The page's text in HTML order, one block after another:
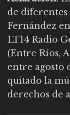
de diferentes
Fernández
LT14 Radio
(Entre Ríos,
entre agosto
quitado la
derechos de